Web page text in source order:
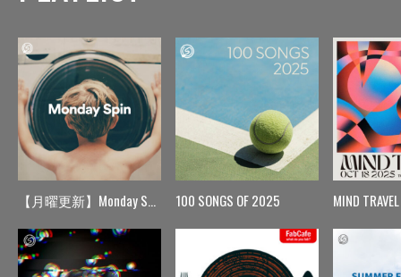
【月曜更新】Monday Spin 100 SONGS OF 2025 MIND TRAVEL